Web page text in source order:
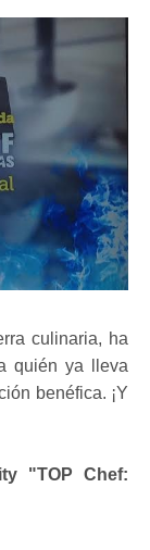
culinaria, ha
quién ya lleva
benéfica. ¡Y
"TOP Chef: